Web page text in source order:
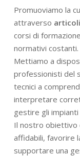
Promuoviamo la
attraverso
corsi di
normativi costanti.
Mettiamo a
professionisti del
tecnici a
interpretare
gestire gli
Il nostro obiettivo
affidabili, favorire
supportare una